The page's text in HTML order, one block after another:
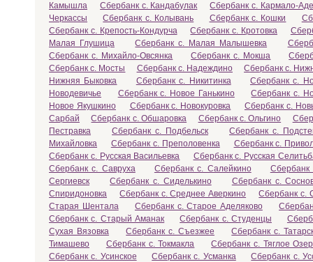
Камышла
Сбербанк с. Кандабулак
Сбербанк с. Кармало-
Черкассы
Сбербанк с. Колывань Сбербанк с. Кошки
Сбербанк с. Крепость-Кондурча
Сбербанк с. Кротовка
Малая Глушица
Сбербанк с. Малая Малышевка
Сбербанк с. Михайло-Овсянка
Сбербанк с. Мокша
Сбербанк с. Мосты
Сбербанк с. Надеждино
Сбербанк с.
Нижняя Быковка
Сбербанк с. Никитинка
Сбербанк с.
Новодевичье
Сбербанк с. Новое Ганькино
Сбербанк с.
Новое Якушкино
Сбербанк с. Новокуровка
Сбербанк с.
Сарбай
Сбербанк с. Обшаровка Сбербанк с. Ольгино
Пестравка
Сбербанк с. Подбельск
Сбербанк с.
Михайловка
Сбербанк с. Преполовенка
Сбербанк с.
Сбербанк с. Русская Васильевка
Сбербанк с. Русская
Сбербанк с. Савруха
Сбербанк с. Салейкино
Сбербанк
Сергиевск
Сбербанк с. Сиделькино
Сбербанк с.
Спиридоновка
Сбербанк с. Среднее Аверкино
Сбербанк с.
Старая Шентала
Сбербанк с. Старое Аделяково
Сбербанк с. Старый Аманак
Сбербанк с. Студенцы
Сухая Вязовка
Сбербанк с. Съезжее
Сбербанк с.
Тимашево
Сбербанк с. Токмакла
Сбербанк с. Тяглое
Сбербанк с. Усинское
Сбербанк с. Усманка
Сбербанк с.